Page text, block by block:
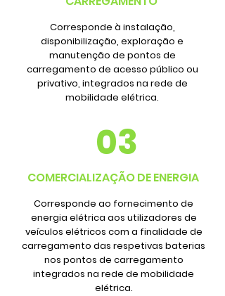
Corresponde à instalação,
disponibilização, exploração e
manutenção de pontos de
carregamento de acesso público ou
privativo, integrados na rede de
mobilidade elétrica.
03
COMERCIALIZAÇÃO DE ENERGIA
Corresponde ao fornecimento de
energia elétrica aos utilizadores de
veículos elétricos com a finalidade de
carregamento das respetivas baterias
nos pontos de carregamento
integrados na rede de mobilidade
elétrica.